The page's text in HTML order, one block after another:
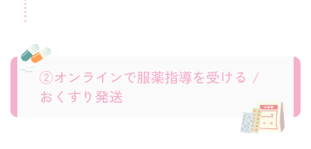
②オンラインで服薬指導を受ける /
おくすり発送